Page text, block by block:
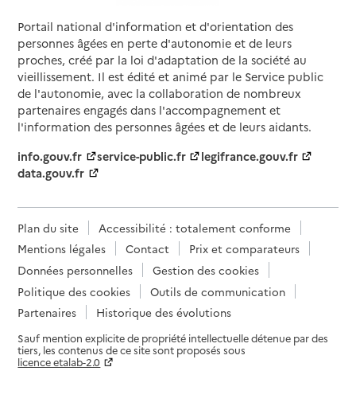
Portail national d'information et d'orientation des
personnes âgées en perte d'autonomie et de leurs
proches, créé par la loi d'adaptation de la société au
vieillissement. Il est édité et animé par le Service public
de l'autonomie, avec la collaboration de nombreux
partenaires engagés dans l'accompagnement et
l'information des personnes âgées et de leurs aidants.
info.gouv.fr
service-public.fr
legifrance.gouv.fr
data.gouv.fr
Plan du site
Accessibilité : totalement conforme
Mentions légales
Contact
Prix et comparateurs
Données personnelles
Gestion des cookies
Politique des cookies
Outils de communication
Partenaires
Historique des évolutions
Sauf mention explicite de propriété intellectuelle détenue par des
tiers, les contenus de ce site sont proposés sous
licence etalab-2.0